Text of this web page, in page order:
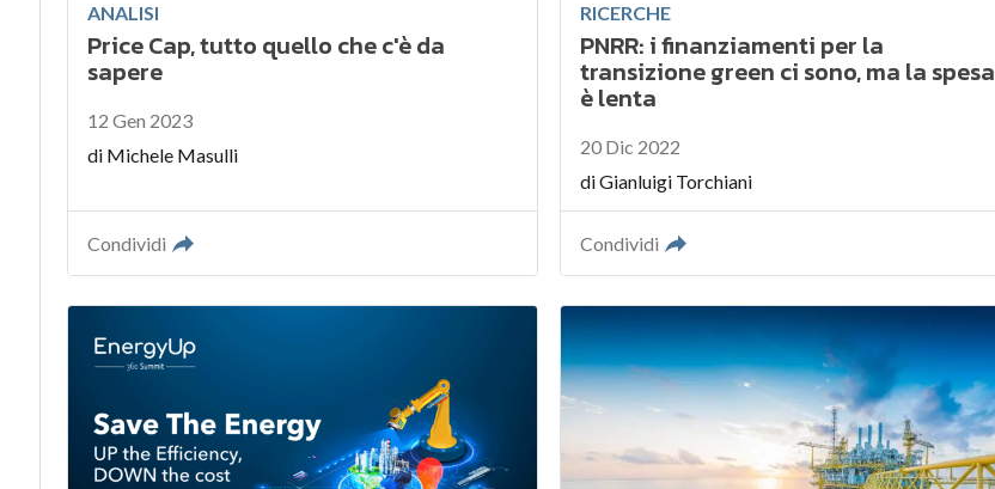
ANALISI
Price Cap, tutto quello che c'è da
sapere
12 Gen 2023
di Michele Masulli
Condividi
RICERCHE
PNRR: i finanziamenti per la
transizione green ci sono, ma la spesa
è lenta
20 Dic 2022
diGianluigi Torchiani
Condividi